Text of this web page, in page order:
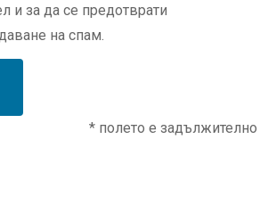
и за да се предотврати
на спам.
* полето е задължително